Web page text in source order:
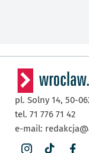
pl. Solny 14, 50-
tel. 71 776 71 42
e-mail: